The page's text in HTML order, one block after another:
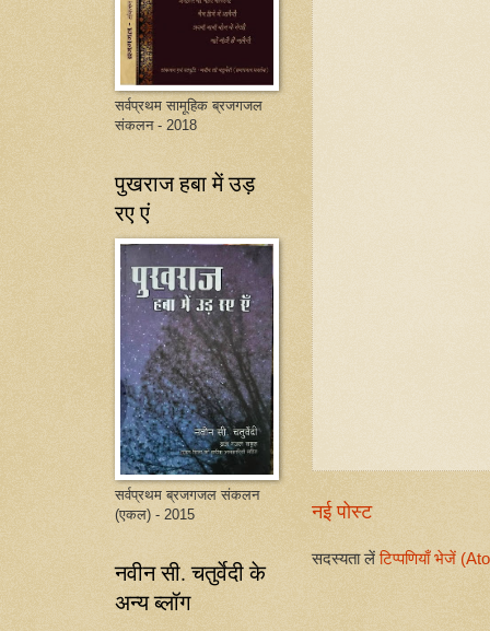
नई पोस्ट
सदस्यता लेंटिप्पणियाँ भेजें
सर्वप्रथम सामूहिक ब्रजगजल
संकलन - 2018
पुखराज हबा में उड़
रए एं
सर्वप्रथम ब्रजगजल संकलन
(एकल) - 2015
नवीन सी. चतुर्वेदी के
अन्य ब्लॉग